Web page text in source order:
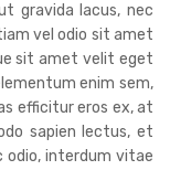
gravida lacus, nec
vel odio sit amet
sit amet velit eget
enim sem,
efficitur eros ex, at
sapien lectus, et
odio, interdum vitae